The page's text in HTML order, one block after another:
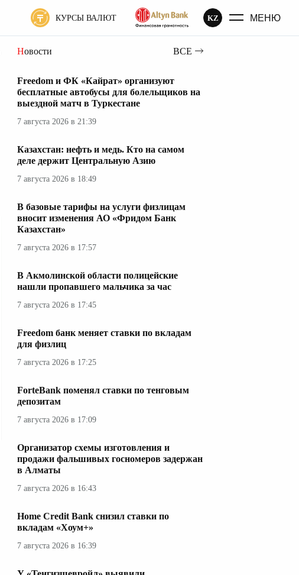
КУРСЫ ВАЛЮТ KZ МЕНЮ
Новости ВСЕ
Freedom и ФК «Кайрат» организуют
бесплатные автобусы для болельщиков на
выездной матч в Туркестане
7 августа 2026 в 21:39
Казахстан: нефть и медь. Кто на самом
деле держит Центральную Азию
7 августа 2026 в 18:49
В базовые тарифы на услуги физлицам
вносит изменения АО «Фридом Банк
Казахстан»
7 августа 2026 в 17:57
В Акмолинской области полицейские
нашли пропавшего мальчика за час
7 августа 2026 в 17:45
Freedom банк меняет ставки по вкладам
для физлиц
7 августа 2026 в 17:25
ForteBank поменял ставки по тенговым
депозитам
7 августа 2026 в 17:09
Организатор схемы изготовления и
продажи фальшивых госномеров задержан
в Алматы
7 августа 2026 в 16:43
Home Credit Bank снизил ставки по
вкладам «Хоум+»
7 августа 2026 в 16:39